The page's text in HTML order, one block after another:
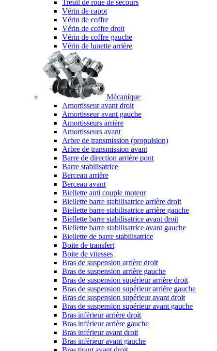
Treuil de roue de secours
Vérin de capot
Vérin de coffre
Vérin de coffre droit
Vérin de coffre gauche
Vérin de lunette arrière
Mécanique
Amortisseur avant droit
Amortisseur avant gauche
Amortisseurs arrière
Amortisseurs avant
Arbre de transmission (propulsion)
Arbre de transmission avant
Barre de direction arrière pont
Barre stabilisatrice
Berceau arrière
Berceau avant
Biellette anti couple moteur
Biellette barre stabilisatrice arrière droit
Biellette barre stabilisatrice arrière gauche
Biellette barre stabilisatrice avant droit
Biellette barre stabilisatrice avant gauche
Biellette de barre stabilisatrice
Boite de transfert
Boite de vitesses
Bras de suspension arrière droit
Bras de suspension arrière gauche
Bras de suspension supérieur arrière droit
Bras de suspension supérieur arrière gauche
Bras de suspension supérieur avant droit
Bras de suspension supérieur avant gauche
Bras inférieur arrière droit
Bras inférieur arrière gauche
Bras inférieur avant droit
Bras inférieur avant gauche